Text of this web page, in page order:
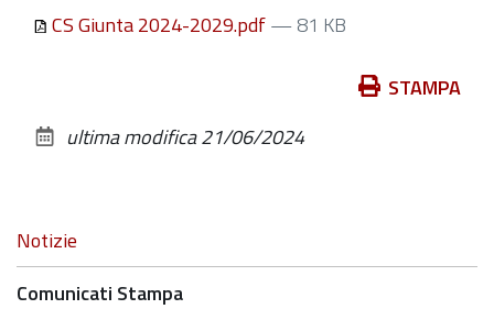
CS Giunta 2024-2029.pdf— 81 KB
documento
STAMPA
ultima modifica21/06/2024
Navigazione
Notizie
Comunicati Stampa